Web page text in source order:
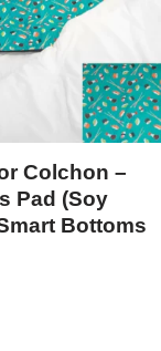
Colchon –
Pad (Soy
Bottoms